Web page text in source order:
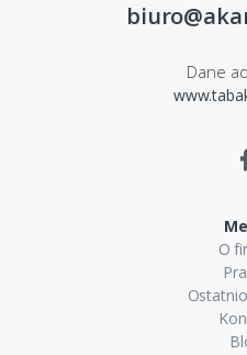
Dane
O